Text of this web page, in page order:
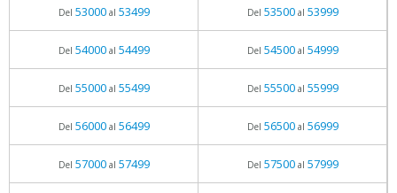
Del 53000al 53499 Del 53500al 53999
Del 54000al 54499 Del 54500al 54999
Del 55000al 55499 Del 55500al 55999
Del 56000al 56499 Del 56500al 56999
Del 57000al 57499 Del 57500al 57999